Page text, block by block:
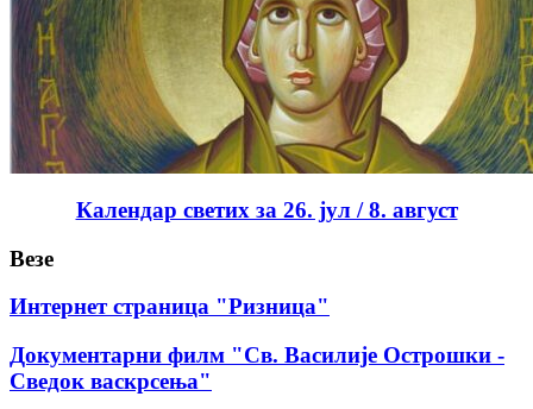
Календар светих за 26. јул / 8. август
Везе
Интернет страница "Ризница"
Документарни филм "Св. Василије Острошки -
Сведок васкрсења"